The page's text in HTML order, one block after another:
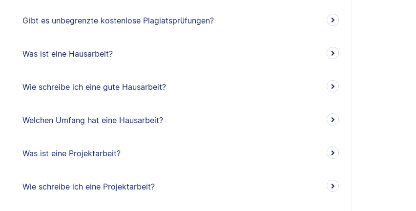
Gibt es unbegrenzte kostenlose Plagiatsprüfungen?
Was ist eine Hausarbeit?
Wie schreibe ich eine gute Hausarbeit?
Welchen Umfang hat eine Hausarbeit?
Was ist eine Projektarbeit?
Wie schreibe ich eine Projektarbeit?